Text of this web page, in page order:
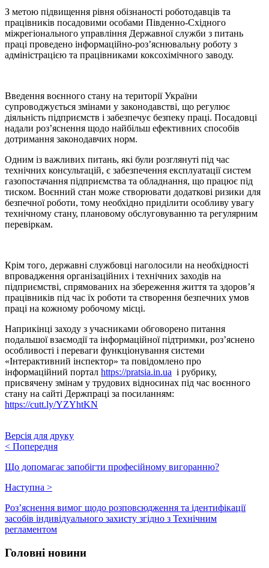
З метою підвищення рівня обізнаності роботодавців та
працівників посадовими особами Південно-Східного
міжрегіонального управління Державної служби з питань
праці проведено інформаційно-роз’яснювальну роботу з
адміністрацією та працівниками коксохімічного заводу.
Введення воєнного стану на території України
супроводжується змінами у законодавстві, що регулює
діяльність підприємств і забезпечує безпеку праці. Посадовці
надали роз’яснення щодо найбільш ефективних способів
дотримання законодавчих норм.
Одним із важливих питань, які були розглянуті під час
технічних консультацій, є забезпечення експлуатації систем
газопостачання підприємства та обладнання, що працює під
тиском. Воєнний стан може створювати додаткові ризики для
безпечної роботи, тому необхідно приділити особливу увагу
технічному стану, плановому обслуговуванню та регулярним
перевіркам.
Крім того, державні службовці наголосили на необхідності
впровадження організаційних і технічних заходів на
підприємстві, спрямованих на збереження життя та здоров’я
працівників під час їх роботи та створення безпечних умов
праці на кожному робочому місці.
Наприкінці заходу з учасниками обговорено питання
подальшої взаємодії та інформаційної підтримки, роз’яснено
особливості і переваги функціонування системи
«Інтерактивний інспектор» та повідомлено про
інформаційний портал https://pratsia.in.ua і рубрику,
присвячену змінам у трудових відносинах під час воєнного
стану на сайті Держпраці за посиланням:
https://cutt.ly/YZYhtKN
Версія для друку
< Попередня
Що допомагає запобігти професійному вигоранню?
Наступна >
Роз’яснення вимог щодо розповсюдження та ідентифікації
засобів індивідуального захисту згідно з Технічним
регламентом
Головні новини